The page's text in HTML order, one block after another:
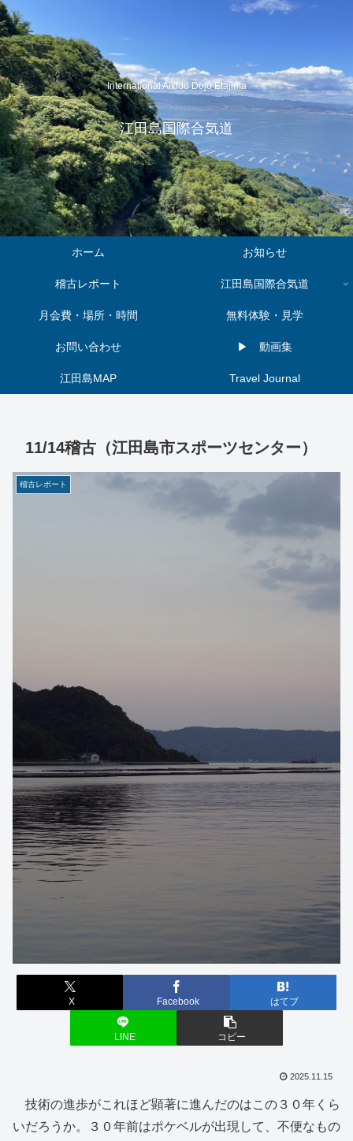
International Aikido Dojo Etajima
江田島国際合気道
ホーム お知らせ
稽古レポート 江田島国際合気道
月会費・場所・時間 無料体験・見学
お問い合わせ ▶︎ 動画集
江田島MAP Travel Journal
11/14稽古（江田島市スポーツセンター）
稽古レポート
X Facebook はてブ
LINE コピー
2025.11.15
技術の進歩がこれほど顕著に進んだのはこの３０年くら
いだろうか。３０年前はポケベルが出現して、不便なもの